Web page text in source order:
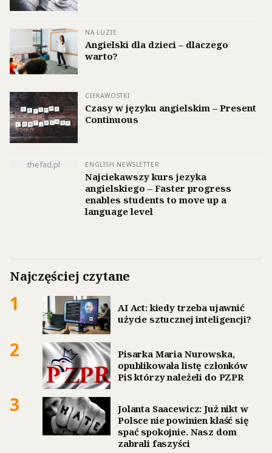
NA LUZIE
Angielski dla dzieci – dlaczego
warto?
CIEKAWOSTKI
Czasy w języku angielskim – Present
Continuous
thefad.pl ENGLISH NEWSLETTER
Najciekawszy kurs jezyka
angielskiego – Faster progress
enables students to move up a
language level
Najczęściej czytane
1
AI Act: kiedy trzeba ujawnić
użycie sztucznej inteligencji?
2
Pisarka Maria Nurowska,
opublikowała listę członków
PiS którzy należeli do PZPR
3
Jolanta Saacewicz: Już nikt w
Polsce nie powinien kłaść się
spać spokojnie. Nasz dom
zabrali faszyści